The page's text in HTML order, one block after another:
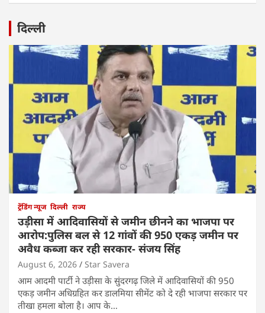
दिल्ली
ट्रेंडिंग न्यूज दिल्ली राज्य
उड़ीसा में आदिवासियों से जमीन छीनने का भाजपा पर
आरोप:पुलिस बल से 12 गांवों की 950 एकड़ जमीन पर
अवैध कब्जा कर रही सरकार- संजय सिंह
August 6, 2026 Star Savera
आम आदमी पार्टी ने उड़ीसा के सुंदरगढ़ जिले में आदिवासियों की 950
एकड़ जमीन अधिग्रहित कर डालमिया सीमेंट को दे रही भाजपा सरकार पर
तीखा हमला बोला है। आप के…